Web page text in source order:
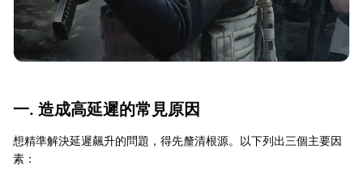
一. 造成高延遲的常見原因
想精準解決延遲飆升的問題，得先釐清根源。以下列出三個主要因
素：